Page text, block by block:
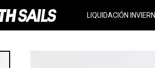
LIQUIDACIÓN